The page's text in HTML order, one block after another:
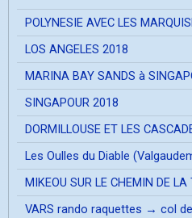
POLYNESIE AVEC LES
LOS ANGELES 2018
MARINA BAY SANDS à
SINGAPOUR 2018
DORMILLOUSE ET LES
Les Oulles du Diable
MIKEOU SUR LE CHEMIN DE
VARS rando raquettes → col de